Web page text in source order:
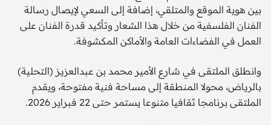
بين هوية الموقع والمتلقي، إضافة إلى السعي لإيصال رسالة
الفنان الفلسفية من خلال هذا الشعار وتأكيد قدرة الفنان على
العمل في الفضاءات العامة والأماكن المكشوفة.
وانطلق الملتقى في شارع الأمير محمد بن عبدالعزيز (التحلية)
بالرياض، محولا المنطقة إلى مساحة فنية مفتوحة، ويقدم
الملتقى برنامجا ثقافيا متنوعا يستمر حتى 22 فبراير 2026.